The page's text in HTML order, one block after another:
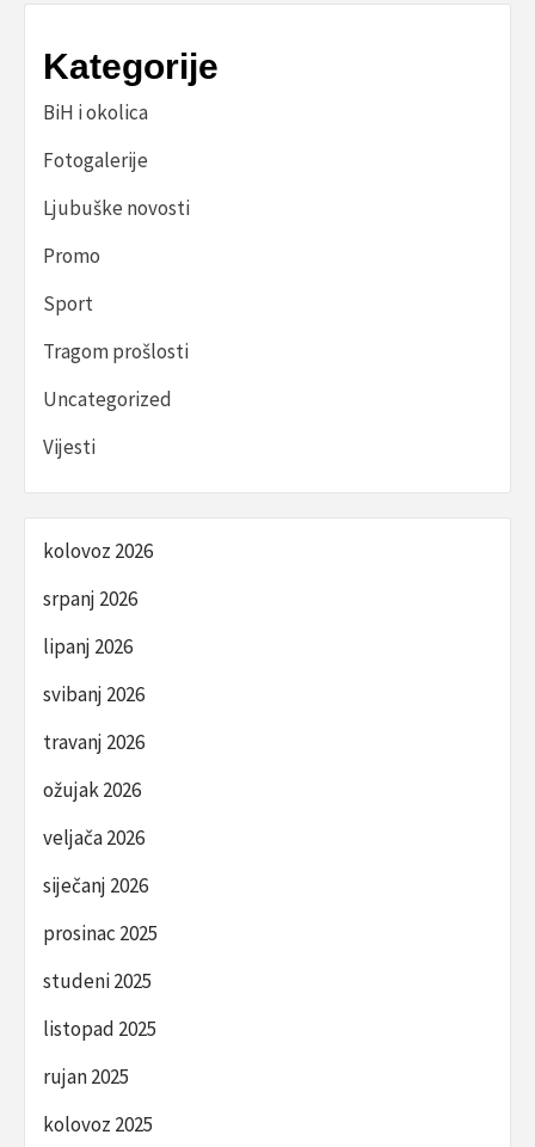
Kategorije
BiH i okolica
Fotogalerije
Ljubuške novosti
Promo
Sport
Tragom prošlosti
Uncategorized
Vijesti
kolovoz 2026
srpanj 2026
lipanj 2026
svibanj 2026
travanj 2026
ožujak 2026
veljača 2026
siječanj 2026
prosinac 2025
studeni 2025
listopad 2025
rujan 2025
kolovoz 2025